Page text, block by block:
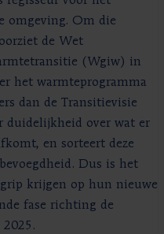
omgeving. Om die
de Wet
(Wgiw) in
het warmteprogramma
dan de Transitievisie
duidelijkheid over wat er
en sorteert deze
Dus is het
krijgen op hun nieuwe
fase richting de